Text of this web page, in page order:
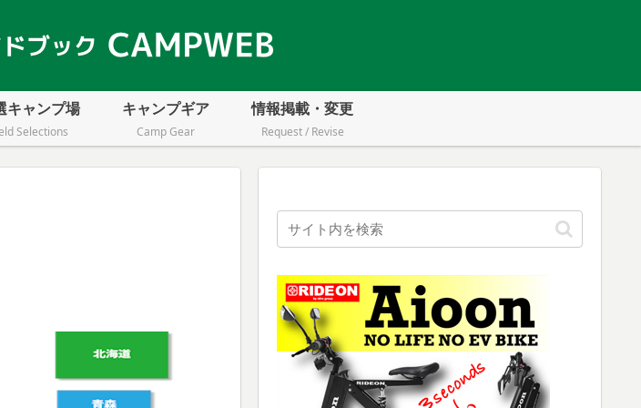
キャンプ場
Selections
キャンプギア
Camp Gear
情報掲載・変更
Request / Revise